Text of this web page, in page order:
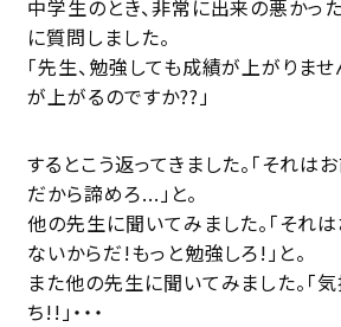
中学生のとき、非常に出来の悪かっ
に質問しました。
「先生、勉強しても成績が上がりま
が上がるのですか??」
するとこう返ってきました。「それ
だから諦めろ...」と。
他の先生に聞いてみました。「それ
ないからだ!もっと勉強しろ!」と。
また他の先生に聞いてみました。「
ち!!」‧‧‧